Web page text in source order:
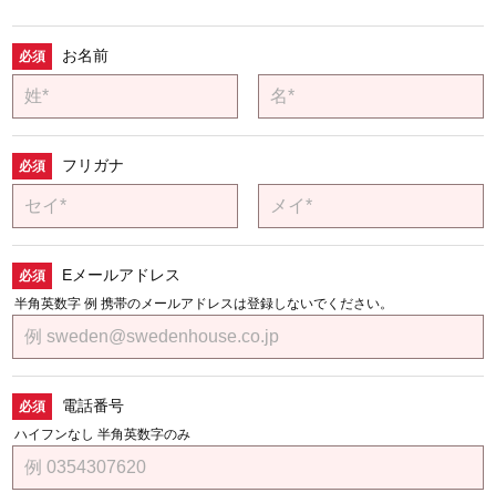
お名前
フリガナ
Eメールアドレス
半角英数字 例 携帯のメールアドレスは登録しないでください。
電話番号
ハイフンなし 半角英数字のみ